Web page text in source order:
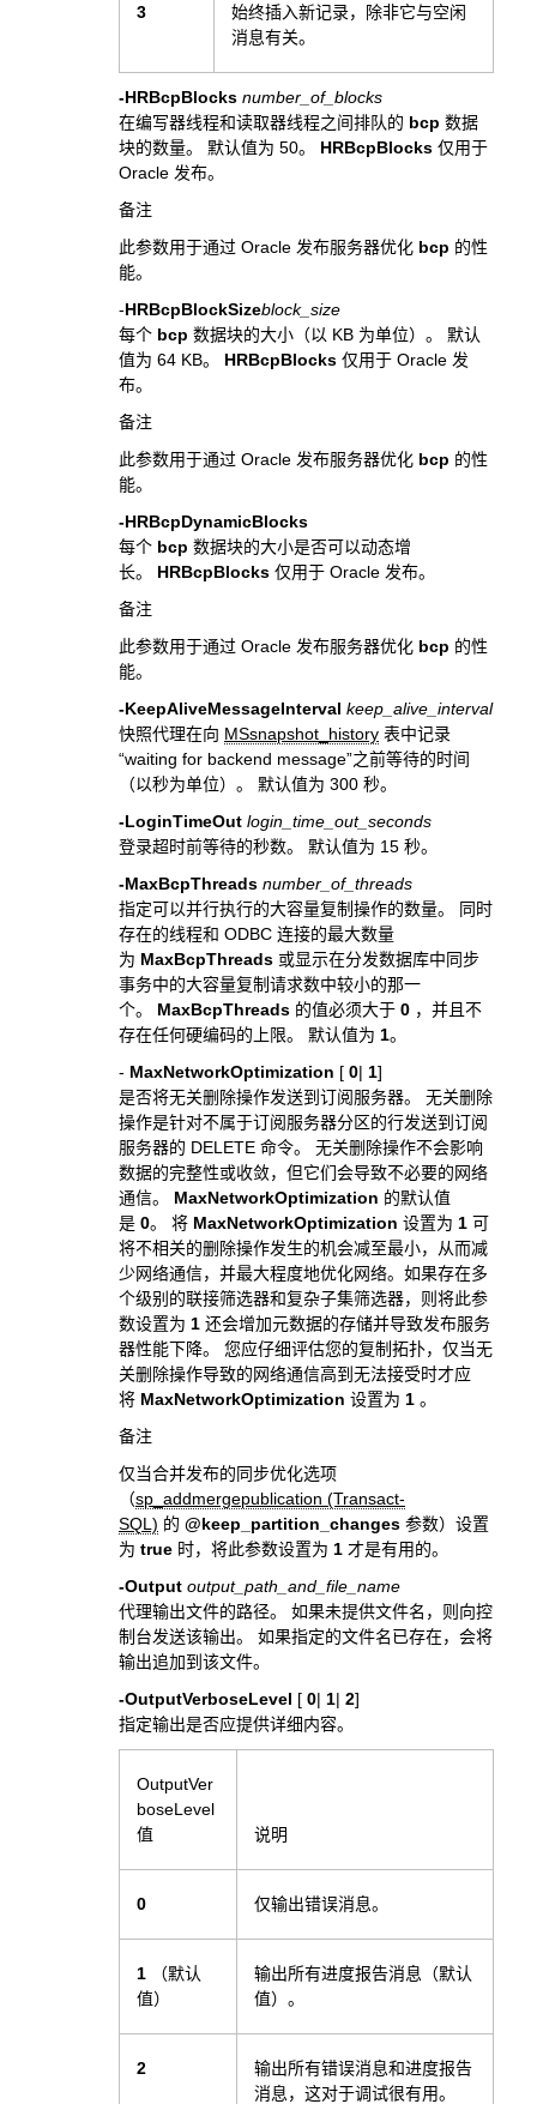
3
始终插入新记录，除非它与空闲
消息有关。
-HRBcpBlocks number_of_blocks
在编写器线程和读取器线程之间排队的 bcp 数据
块的数量。 默认值为 50。 HRBcpBlocks 仅用于
Oracle 发布。
备注
此参数用于通过 Oracle 发布服务器优化 bcp 的性
能。
-HRBcpBlockSizeblock_size
每个 bcp 数据块的大小（以 KB 为单位）。 默认
值为 64 KB。 HRBcpBlocks 仅用于 Oracle 发
布。
备注
此参数用于通过 Oracle 发布服务器优化 bcp 的性
能。
-HRBcpDynamicBlocks
每个 bcp 数据块的大小是否可以动态增
长。 HRBcpBlocks 仅用于 Oracle 发布。
备注
此参数用于通过 Oracle 发布服务器优化 bcp 的性
能。
-KeepAliveMessageInterval keep_alive_interval
快照代理在向 MSsnapshot_history 表中记录
“waiting for backend message”之前等待的时间
（以秒为单位）。 默认值为 300 秒。
-LoginTimeOut login_time_out_seconds
登录超时前等待的秒数。 默认值为 15 秒。
-MaxBcpThreads number_of_threads
指定可以并行执行的大容量复制操作的数量。 同时
存在的线程和 ODBC 连接的最大数量
为 MaxBcpThreads 或显示在分发数据库中同步
事务中的大容量复制请求数中较小的那一
个。 MaxBcpThreads 的值必须大于 0 ，并且不
存在任何硬编码的上限。 默认值为 1。
- MaxNetworkOptimization [ 0| 1]
是否将无关删除操作发送到订阅服务器。 无关删除
操作是针对不属于订阅服务器分区的行发送到订阅
服务器的 DELETE 命令。 无关删除操作不会影响
数据的完整性或收敛，但它们会导致不必要的网络
通信。 MaxNetworkOptimization 的默认值
是 0。 将 MaxNetworkOptimization 设置为 1 可
将不相关的删除操作发生的机会减至最小，从而减
少网络通信，并最大程度地优化网络。如果存在多
个级别的联接筛选器和复杂子集筛选器，则将此参
数设置为 1 还会增加元数据的存储并导致发布服务
器性能下降。 您应仔细评估您的复制拓扑，仅当无
关删除操作导致的网络通信高到无法接受时才应
将 MaxNetworkOptimization 设置为 1 。
备注
仅当合并发布的同步优化选项
（sp_addmergepublication (Transact-
SQL) 的 @keep_partition_changes 参数）设置
为 true 时，将此参数设置为 1 才是有用的。
-Output output_path_and_file_name
代理输出文件的路径。 如果未提供文件名，则向控
制台发送该输出。 如果指定的文件名已存在，会将
输出追加到该文件。
-OutputVerboseLevel [ 0| 1| 2]
指定输出是否应提供详细内容。
OutputVer
boseLevel
值
说明
0 仅输出错误消息。
1 （默认
值）
输出所有进度报告消息（默认
值）。
2
输出所有错误消息和进度报告
消息，这对于调试很有用。